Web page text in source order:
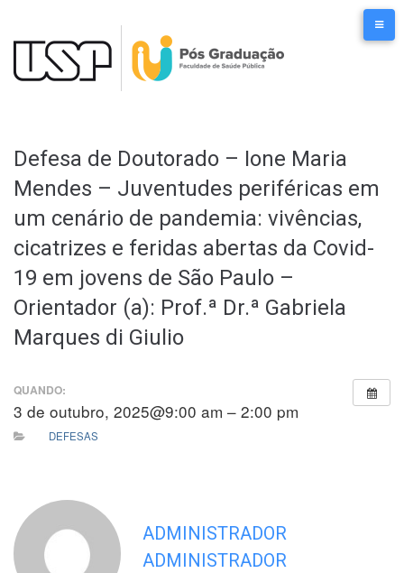
conteúdo
Defesa de Doutorado – Ione Maria
Mendes – Juventudes periféricas em
um cenário de pandemia: vivências,
cicatrizes e feridas abertas da Covid-
19 em jovens de São Paulo –
Orientador (a): Prof.ª Dr.ª Gabriela
Marques di Giulio
QUANDO:
3 de outubro, 2025@9:00 am – 2:00 pm
DEFESAS
ADMINISTRADOR
ADMINISTRADOR